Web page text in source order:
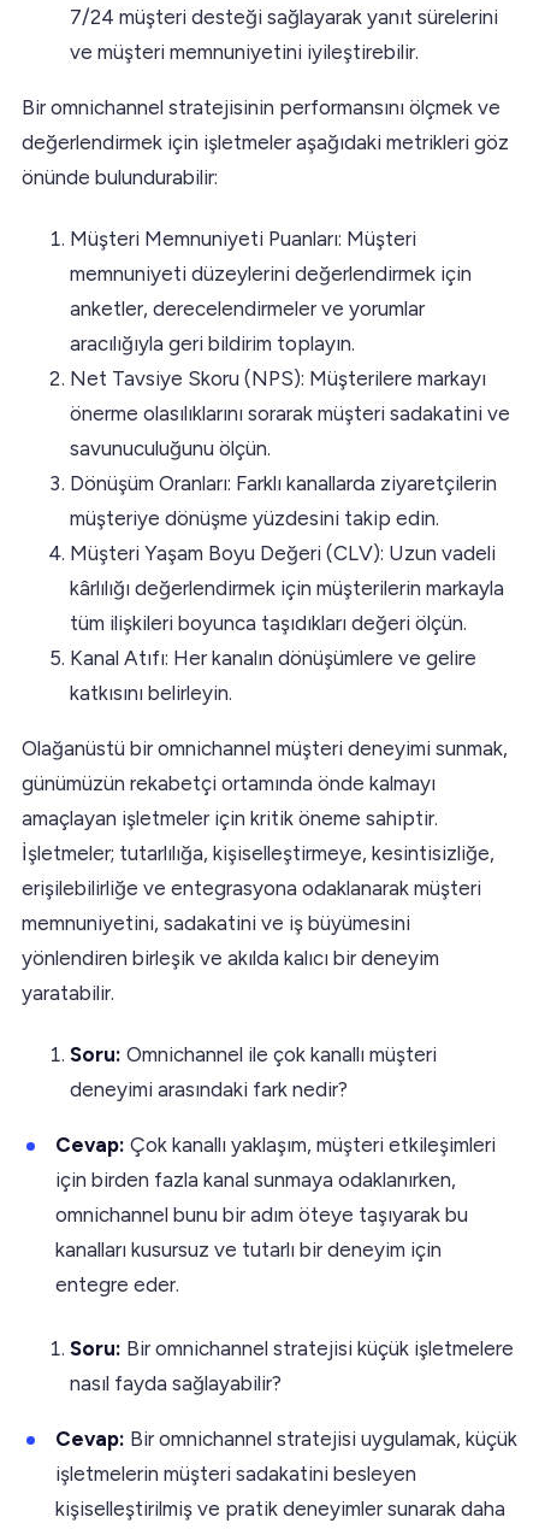
7/24 müşteri desteği sağlayarak yanıt sürelerini
ve müşteri memnuniyetini iyileştirebilir.
Bir omnichannel stratejisinin performansını ölçmek ve
değerlendirmek için işletmeler aşağıdaki metrikleri göz
önünde bulundurabilir:
Müşteri Memnuniyeti Puanları: Müşteri
memnuniyeti düzeylerini değerlendirmek için
anketler, derecelendirmeler ve yorumlar
aracılığıyla geri bildirim toplayın.
Net Tavsiye Skoru (NPS): Müşterilere markayı
önerme olasılıklarını sorarak müşteri sadakatini ve
savunuculuğunu ölçün.
Dönüşüm Oranları: Farklı kanallarda ziyaretçilerin
müşteriye dönüşme yüzdesini takip edin.
Müşteri Yaşam Boyu Değeri (CLV): Uzun vadeli
kârlılığı değerlendirmek için müşterilerin markayla
tüm ilişkileri boyunca taşıdıkları değeri ölçün.
Kanal Atıfı: Her kanalın dönüşümlere ve gelire
katkısını belirleyin.
Olağanüstü bir omnichannel müşteri deneyimi sunmak,
günümüzün rekabetçi ortamında önde kalmayı
amaçlayan işletmeler için kritik öneme sahiptir.
İşletmeler; tutarlılığa, kişiselleştirmeye, kesintisizliğe,
erişilebilirliğe ve entegrasyona odaklanarak müşteri
memnuniyetini, sadakatini ve iş büyümesini
yönlendiren birleşik ve akılda kalıcı bir deneyim
yaratabilir.
Soru: Omnichannel ile çok kanallı müşteri
deneyimi arasındaki fark nedir?
Cevap: Çok kanallı yaklaşım, müşteri etkileşimleri
için birden fazla kanal sunmaya odaklanırken,
omnichannel bunu bir adım öteye taşıyarak bu
kanalları kusursuz ve tutarlı bir deneyim için
entegre eder.
Soru: Bir omnichannel stratejisi küçük işletmelere
nasıl fayda sağlayabilir?
Cevap: Bir omnichannel stratejisi uygulamak, küçük
işletmelerin müşteri sadakatini besleyen
kişiselleştirilmiş ve pratik deneyimler sunarak daha